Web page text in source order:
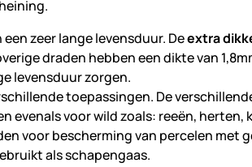
een zeer lange levensduur. Deextra
draden hebben een dikte van
levensduur zorgen.
toepassingen. De
evenals voor wild zoals: reeën, herten,
voor bescherming van percelen met
als schapengaas.